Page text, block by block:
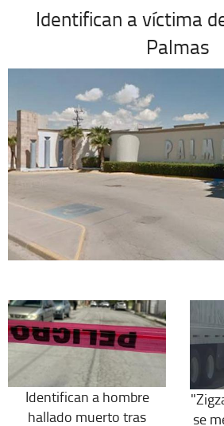
Identifican a víctima
Palmas
Identifican a hombre
hallado muerto tras
se